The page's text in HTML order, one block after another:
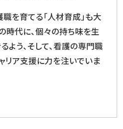
を育てる「人材育成」も大
時代に、個々の持ち味を生
よう、そして、看護の専門職
リア支援に力を注いでいま